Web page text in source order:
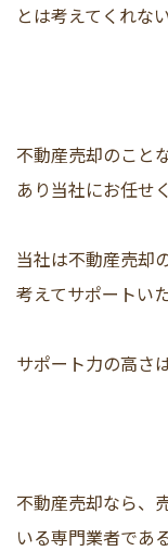
とは考えてくれな
不動産売却のこと
あり当社にお任せ
当社は不動産売却
考えてサポートい
サポート力の高さ
不動産売却なら、
いる専門業者であ